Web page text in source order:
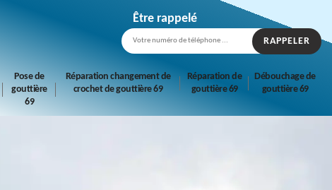
Être rappelé
Pose de
gouttière
69
Réparation changement de
crochet de gouttière 69
Réparation de
gouttière 69
Débouchage de
gouttière 69